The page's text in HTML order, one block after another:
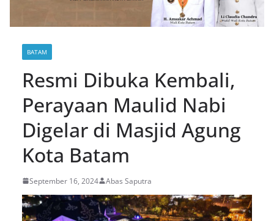
BATAM
Resmi Dibuka Kembali,
Perayaan Maulid Nabi
Digelar di Masjid Agung
Kota Batam
September 16, 2024 Abas Saputra